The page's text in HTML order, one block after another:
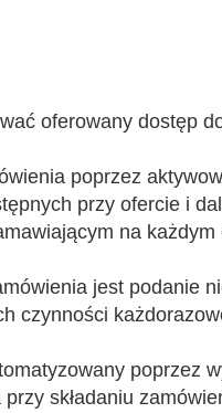
oferowany dostęp
poprzez
przy ofercie i
na każdym
jest podanie
czynności
poprzez
składaniu